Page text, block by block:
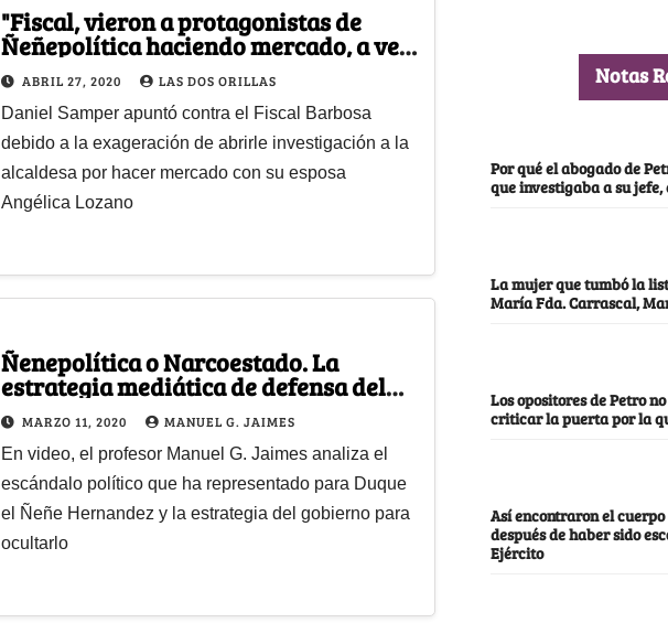
"Fiscal, vieron a protagonistas de
Ñeñepolítica haciendo mercado, a ver
si al fin se anima..."
ABRIL 27, 2020 LAS DOS ORILLAS
Daniel Samper apuntó contra el Fiscal Barbosa
debido a la exageración de abrirle investigación a la
alcaldesa por hacer mercado con su esposa
Angélica Lozano
Ñenepolítica o Narcoestado. La
estrategia mediática de defensa del
uribismo
MARZO 11, 2020 MANUEL G. JAIMES
En video, el profesor Manuel G. Jaimes analiza el
escándalo político que ha representado para Duque
el Ñeñe Hernandez y la estrategia del gobierno para
ocultarlo
Notas
Por qué el abogado de
que investigaba a su jefe,
La mujer que tumbó la
María Fda. Carrascal,
Los opositores de Petro
criticar la puerta por la
Así encontraron el
después de haber sido
Ejército